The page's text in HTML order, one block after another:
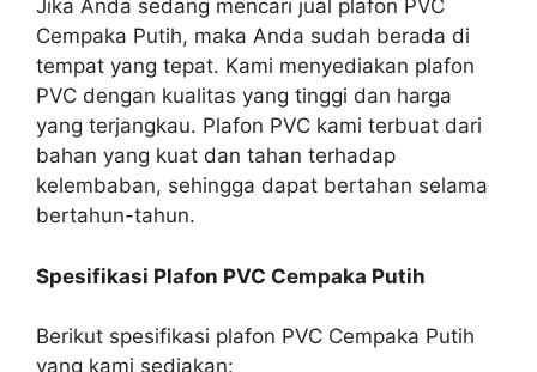
Jika Anda sedang mencari jual plafon PVC
Cempaka Putih, maka Anda sudah berada di
tempat yang tepat. Kami menyediakan plafon
PVC dengan kualitas yang tinggi dan harga
yang terjangkau. Plafon PVC kami terbuat dari
bahan yang kuat dan tahan terhadap
kelembaban, sehingga dapat bertahan selama
bertahun-tahun.
Spesifikasi Plafon PVC Cempaka Putih
Berikut spesifikasi plafon PVC Cempaka Putih
yang kami sediakan: